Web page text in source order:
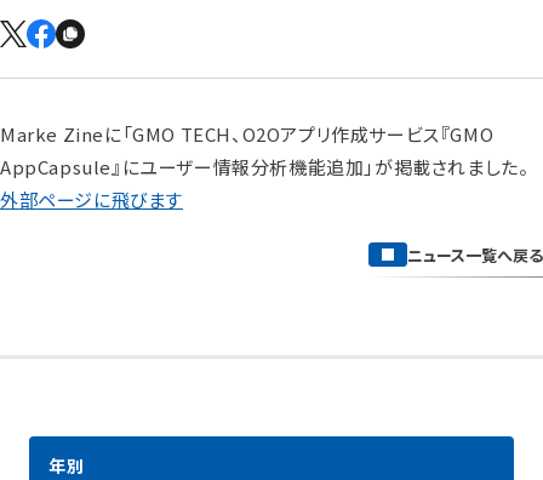
Marke Zineに「GMO TECH、O2Oアプリ作成サービス『GMO
AppCapsule』にユーザー情報分析機能追加」が掲載されました。
外部ページに飛びます
ニュース一覧へ戻る
年別